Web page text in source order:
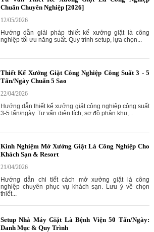
Chuẩn Chuyên Nghiệp [2026]
12/05/2026
Hướng dẫn giải pháp thiết kế xưởng giặt là công
nghiệp tối ưu năng suất. Quy trình setup, lựa chọn...
Thiết Kế Xưởng Giặt Công Nghiệp Công Suất 3 - 5
Tấn/Ngày Chuẩn 5 Sao
22/04/2026
Hướng dẫn thiết kế xưởng giặt công nghiệp công suất
3-5 tấn/ngày. Tư vấn diện tích, sơ đồ phân khu,...
Kinh Nghiệm Mở Xưởng Giặt Là Công Nghiệp Cho
Khách Sạn & Resort
21/04/2026
Hướng dẫn chi tiết cách mở xưởng giặt là công
nghiệp chuyên phục vụ khách sạn. Lưu ý về chọn
thiết...
Setup Nhà Máy Giặt Là Bệnh Viện 50 Tấn/Ngày:
Danh Mục & Quy Trình